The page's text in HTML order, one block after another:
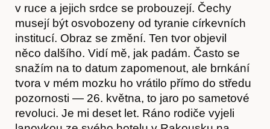
v ruce a jejich srdce se probouzejí. Čechy
musejí být osvobozeny od tyranie církevních
institucí. Obraz se změní. Ten tvor objevil
něco dalšího. Vidí mě, jak padám. Často se
snažím na to datum zapomenout, ale brnkání
tvora v mém mozku ho vrátilo přímo do středu
pozornosti — 26. května, to jaro po sametové
revoluci. Je mi deset let. Ráno rodiče vyjeli